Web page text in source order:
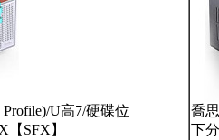
U高7/硬碟位
SFX】
喬
下